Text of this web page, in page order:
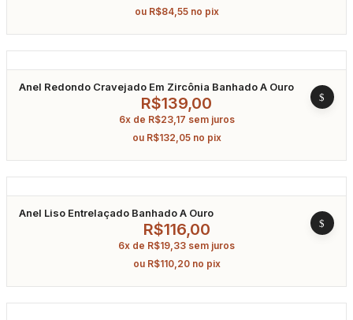
ou R$84,55 no pix
Anel Redondo Cravejado Em Zircônia Banhado A Ouro
R$139,00
6x de R$23,17 sem juros
ou R$132,05 no pix
Anel Liso Entrelaçado Banhado A Ouro
R$116,00
6x de R$19,33 sem juros
ou R$110,20 no pix